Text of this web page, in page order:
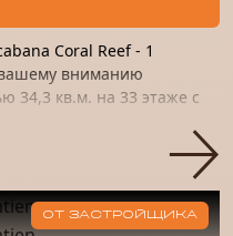
Coral Reef - 1
вниманию
34,3 кв.м. на 33 этаже с
ОТ ЗАСТРОЙЩИКА